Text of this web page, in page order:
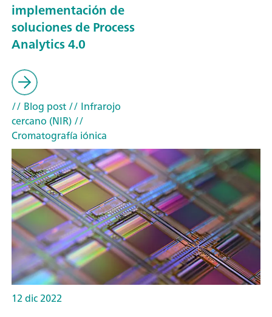
implementación de
soluciones de Process
Analytics 4.0
// Blog post// Infrarojo
cercano (NIR)//
Cromatografía iónica
12 dic 2022